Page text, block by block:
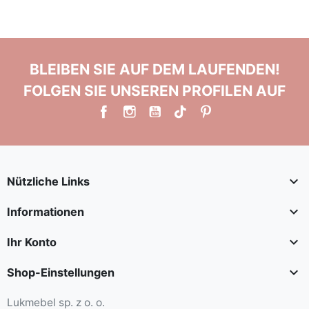
BLEIBEN SIE AUF DEM LAUFENDEN!
FOLGEN SIE UNSEREN PROFILEN AUF
Nützliche Links 
Informationen 
Ihr Konto 
Shop-Einstellungen 
Lukmebel sp. z o. o.